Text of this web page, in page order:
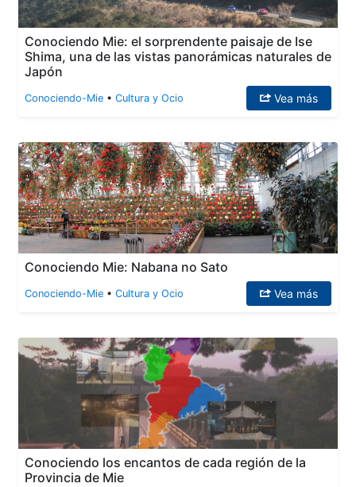
Conociendo Mie: el sorprendente paisaje de Ise
Shima, una de las vistas panorámicas naturales de
Japón
Conociendo-Mie • Cultura y Ocio Vea más
Conociendo Mie: Nabana no Sato
Conociendo-Mie • Cultura y Ocio Vea más
Conociendo los encantos de cada región de la
Provincia de Mie